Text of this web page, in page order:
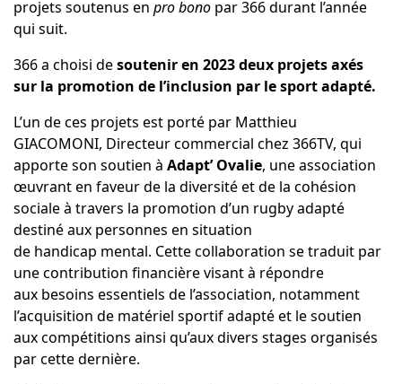
projets soutenus en probonopar 366 durant l’année
qui suit.
366 a choisi desoutenir en 2023 deux projets axés
sur la promotion de l’inclusion par le sport adapté.
L’un de ces projets est porté par Matthieu
GIACOMONI, Directeur commercial chez 366TV, qui
apporte son soutien à Adapt’ Ovalie, une association
œuvrant en faveur de la diversité et de la cohésion
sociale à travers la promotion d’un rugby adapté
destiné aux personnes en situation
de handicap mental. Cette collaboration se traduit par
une contribution financière visant à répondre
aux besoins essentiels de l’association, notamment
l’acquisition de matériel sportif adapté et le soutien
aux compétitions ainsi qu’aux divers stages organisés
par cette dernière.